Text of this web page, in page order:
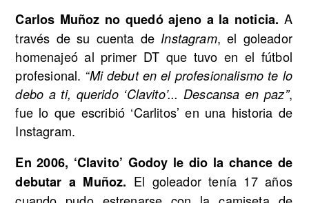
Carlos Muñoz no quedó ajeno a la noticia. A
través de su cuenta de Instagram, el goleador
homenajeó al primer DT que tuvo en el fútbol
profesional. “Mi debut en el profesionalismo te lo
debo a ti, querido ‘Clavito’... Descansa en paz”,
fue lo que escribió ‘Carlitos’ en una historia de
Instagram.
En 2006, ‘Clavito’ Godoy le dio la chance de
debutar a Muñoz. El goleador tenía 17 años